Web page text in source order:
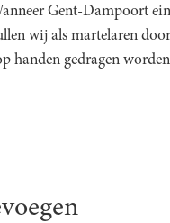
Gent-Dampoort
wij als martelaren
handen gedragen